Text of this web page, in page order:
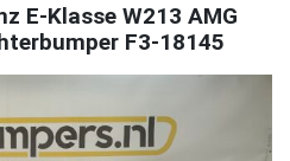
E-Klasse W213 AMG
F3-18145